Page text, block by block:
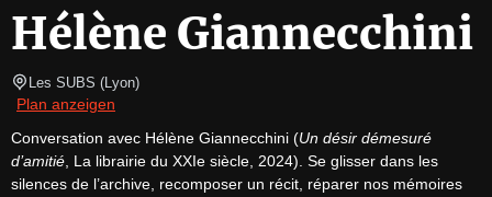
Hélène Giannecchini
Les SUBS (Lyon)
Plan anzeigen
Conversation avec Hélène Giannecchini (Un désir démesuré
d’amitié , La librairie du XXIe siècle, 2024). Se glisser dans les
silences de l’archive, recomposer un récit, réparer nos mémoires